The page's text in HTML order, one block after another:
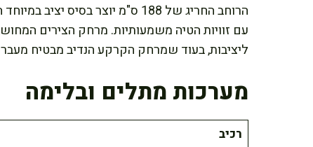
הרוחב החריג של 188 ס"מ יוצר
עם זוויות הטיה משמעותיות. מרחק הצירים
ליציבות, בעוד שמרחק הקרקע הנדיב מבטיח
מערכות מתלים ובלימה
רכיב